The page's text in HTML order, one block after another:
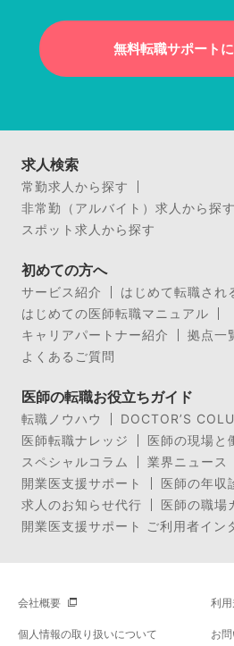
無料転職サポート
求人検索
常勤求人から探す
非常勤（アルバイト）求人から探す
スポット求人から探す
初めての方へ
サービス紹介
はじめて転職され
はじめての医師転職マニュアル
キャリアパートナー紹介
拠点一
よくあるご質問
医師の転職お役立ちガイド
転職ノウハウ
DOCTOR’S
医師転職ナレッジ
医師の現場と
スペシャルコラム
業界ニュース
開業医支援サポート
医師の年収
求人のお知らせ代行
医師の職場
開業医支援サポート ご利用者イン
会社概要 利
個人情報の取り扱いについて お